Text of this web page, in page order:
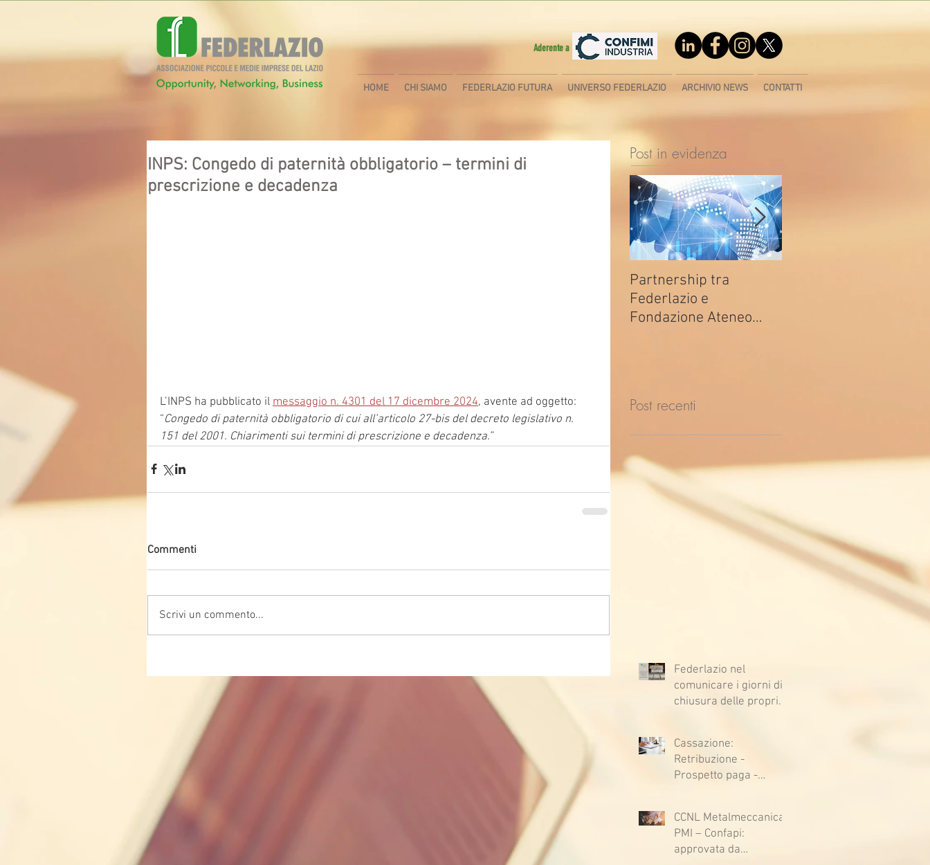
Aderente a
HOME CHI SIAMO FEDERLAZIO FUTURA UNIVERSO FEDERLAZIO ARCHIVIO NEWS CONTATTI
INPS: Congedo di paternità obbligatorio – termini di
prescrizione e decadenza
L’INPS ha pubblicato il messaggio n. 4301 del 17 dicembre 2024, avente ad oggetto:
“Congedo di paternità obbligatorio di cui all’articolo 27-bis del decreto legislativo n.
151 del 2001. Chiarimenti sui termini di prescrizione e decadenza.”
Commenti
Scrivi un commento...
Post in evidenza
Partnership tra
Federlazio e
Fondazione Ateneo
Post recenti
Federlazio nel
comunicare i giorni di
chiusura delle proprie
Cassazione:
Retribuzione -
Prospetto paga -
sfavore del datore di
lavoro - Prova legale -
Sussiste. (Cc, articoli
CCNL Metalmeccanica
PMI – Confapi:
approvata da